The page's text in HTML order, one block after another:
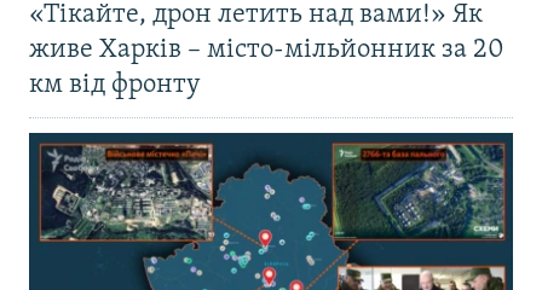
«Тікайте, дрон летить над вами!» Як
живе Харків – місто-мільйонник за 20
км від фронту